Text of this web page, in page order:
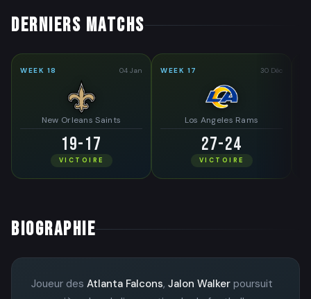
DERNIERS MATCHS
WEEK 18 04 Jan
New Orleans Saints
19-17
VICTOIRE
WEEK 17 30 Déc
Los Angeles Rams
27-24
VICTOIRE
BIOGRAPHIE
Joueur des Atlanta Falcons, Jalon Walker poursuit